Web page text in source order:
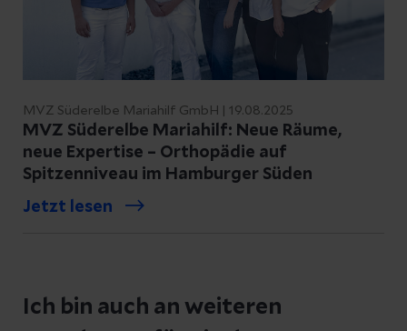
MVZ Süderelbe Mariahilf GmbH | 19.08.2025
MVZ Süderelbe Mariahilf: Neue Räume,
neue Expertise – Orthopädie auf
Spitzenniveau im Hamburger Süden
Jetzt lesen
Ich bin auch an weiteren